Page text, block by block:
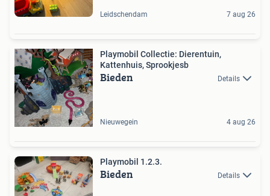
Leidschendam 7 aug 26
Playmobil Collectie: Dierentuin,
Kattenhuis, Sprookjesb
Bieden Details
Nieuwegein 4 aug 26
Playmobil 1.2.3.
Bieden Details